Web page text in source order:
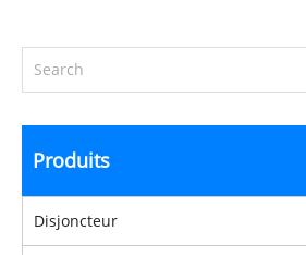
Produits
Disjoncteur